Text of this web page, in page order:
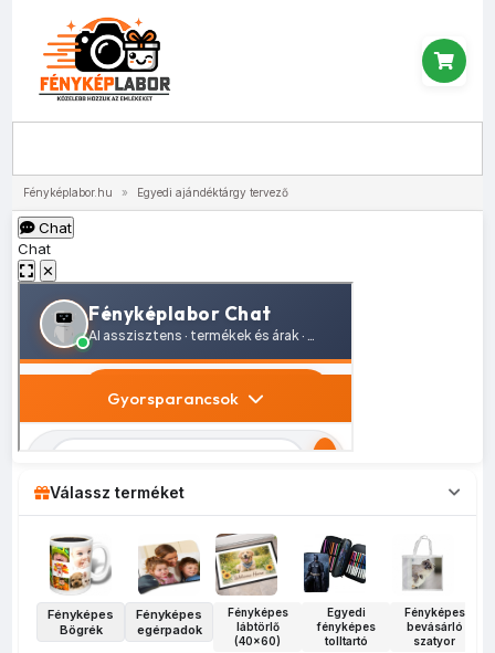
Fényképlabor.hu » Egyedi ajándéktárgy tervező
Chat
Chat
✕
Válassz terméket
Fényképes
Bögrék
Fényképes
egérpadok
Fényképes
lábtörlő
(40x60)
Egyedi
fényképes
tolltartó
Fényképes
bevásárló
szatyor